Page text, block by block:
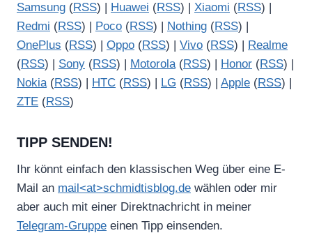
Samsung (RSS) | Huawei (RSS) | Xiaomi (RSS) |
Redmi (RSS) | Poco (RSS) | Nothing (RSS) |
OnePlus (RSS) | Oppo (RSS) | Vivo (RSS) |
Realme
(RSS) | Sony (RSS) | Motorola(RSS) | Honor (RSS) |
Nokia(RSS) | HTC (RSS) | LG (RSS) | Apple (RSS) |
ZTE (RSS)
TIPP SENDEN!
Ihr könnt einfach den klassischen Weg über eine E-
Mail an mail<at>schmidtisblog.de wählen oder mir
aber auch mit einer Direktnachricht in meiner
Telegram-Gruppe einen Tipp einsenden.